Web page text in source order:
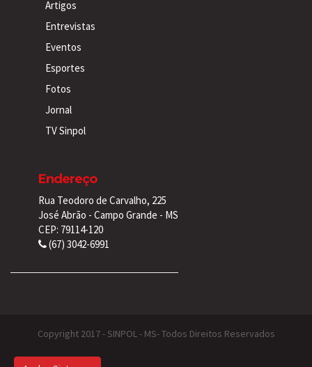
Artigos
Entrevistas
Eventos
Esportes
Fotos
Jornal
TV Sinpol
Endereço
Rua Teodoro de Carvalho, 225
José Abrão - Campo Grande - MS
CEP: 79114-120
(67) 3042-6991
Copyright 2017 - SINPOL - MS- Todos Direitos Reservados